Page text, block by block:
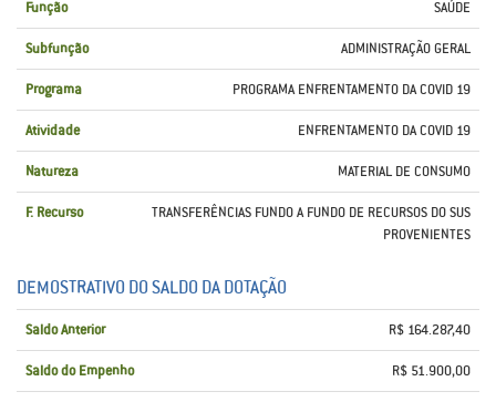
Função SAÚDE
Subfunção ADMINISTRAÇÃO GERAL
Programa PROGRAMA ENFRENTAMENTO DA COVID 19
Atividade ENFRENTAMENTO DA COVID 19
Natureza MATERIAL DE CONSUMO
F. Recurso
TRANSFERÊNCIAS FUNDO A FUNDO DE RECURSOS DO SUS
PROVENIENTES
DEMOSTRATIVO DO SALDO DA DOTAÇÃO
Saldo Anterior R$ 164.287,40
Saldo do Empenho R$ 51.900,00